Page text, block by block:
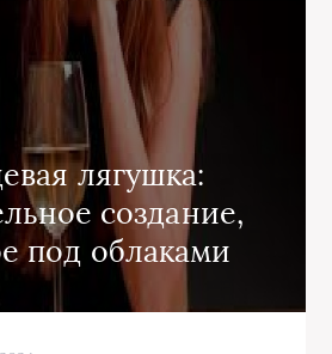
лягушка:
создание,
под облаками